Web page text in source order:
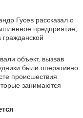
Гусев рассказал о
предприятие,
объект, вызвав
были оперативно
происшествия
занимаются